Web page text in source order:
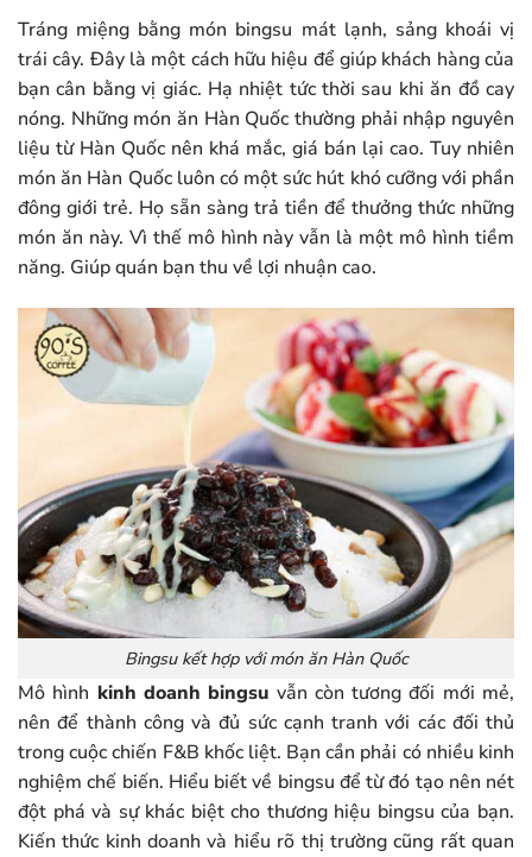
Tráng miệng bằng món bingsu mát lạnh, sảng khoái vị
trái cây. Đây là một cách hữu hiệu để giúp khách hàng của
bạn cân bằng vị giác. Hạ nhiệt tức thời sau khi ăn đồ cay
nóng. Những món ăn Hàn Quốc thường phải nhập nguyên
liệu từ Hàn Quốc nên khá mắc, giá bán lại cao. Tuy nhiên
món ăn Hàn Quốc luôn có một sức hút khó cưỡng với phần
đông giới trẻ. Họ sẵn sàng trả tiền để thưởng thức những
món ăn này. Vì thế mô hình này vẫn là một mô hình tiềm
năng. Giúp quán bạn thu về lợi nhuận cao.
Bingsu kết hợp với món ăn Hàn Quốc
Mô hình kinh doanh bingsu vẫn còn tương đối mới mẻ,
nên để thành công và đủ sức cạnh tranh với các đối thủ
trong cuộc chiến F&B khốc liệt. Bạn cần phải có nhiều kinh
nghiệm chế biến. Hiểu biết về bingsu để từ đó tạo nên nét
đột phá và sự khác biệt cho thương hiệu bingsu của bạn.
Kiến thức kinh doanh và hiểu rõ thị trường cũng rất quan